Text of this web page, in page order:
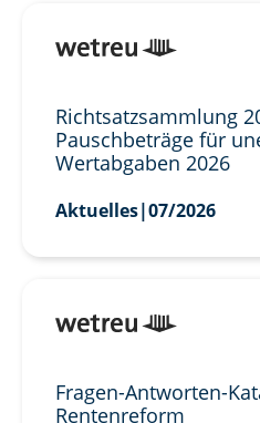
Richtsatzsammlung
Pauschbeträge für
Wertabgaben 2026
Aktuelles|07/2026
Fragen-Antworten-
Rentenreform